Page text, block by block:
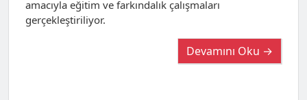
amacıyla eğitim ve farkındalık çalışmaları
gerçekleştiriliyor.
Devamını Oku →